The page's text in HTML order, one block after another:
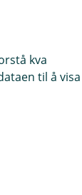
kva
til å visa